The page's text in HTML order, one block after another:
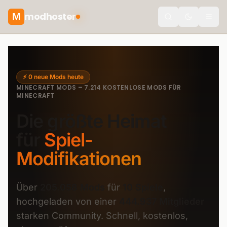
M modhoster
⚡ 0 neue Mods heute
MINECRAFT MODS – 7.214 KOSTENLOSE MODS FÜR
MINECRAFT
Spiel-
Modifikationen
Über für
,
hochgeladen von einer
starken Community. Schnell, kostenlos,